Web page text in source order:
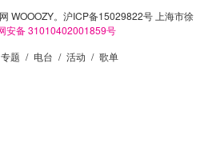
WOOOZY。沪ICP备15029822号 上海市徐
安备 31010402001859号
专题 / 电台 / 活动 / 歌单